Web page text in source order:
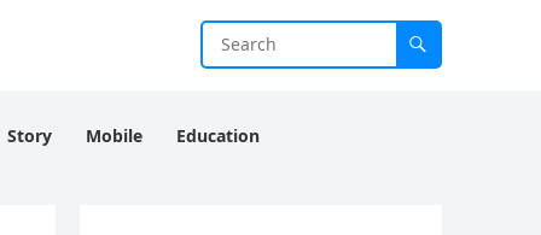
Story Mobile Education